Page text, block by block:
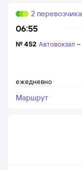
06:55
2 перевозчика
ежедневно
№452 Автовокзал –
Маршрут